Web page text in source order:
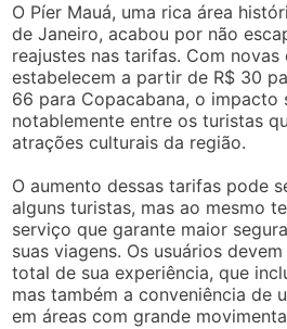
O Píer Mauá, uma rica área
de Janeiro, acabou por não
reajustes nas tarifas. Com
estabelecem a partir de R$ 30
66 para Copacabana, o impacto
notablemente entre os turistas
atrações culturais da região.
O aumento dessas tarifas pode
alguns turistas, mas ao mesmo
serviço que garante maior
suas viagens. Os usuários
total de sua experiência, que
mas também a conveniência de
em áreas com grande